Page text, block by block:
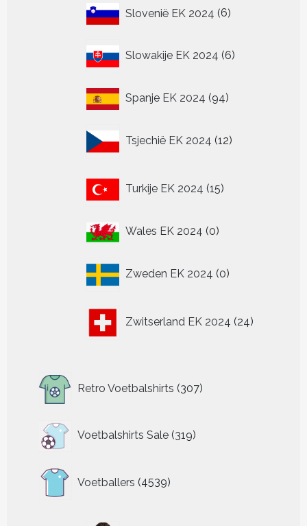
Slovenië EK 2024 66
Slowakije EK 2024 6
producten
Spanje EK 2024 9494
Tsjechië EK 2024 12
producten
Turkije EK 2024 15
producten
Wales EK 2024 00
Zweden EK 2024 0
producten
Zwitserland EK 2024 24
producten
Retro Voetbalshirts 307
producten
Voetbalshirts Sale 319
319
Voetballers 4539
producten